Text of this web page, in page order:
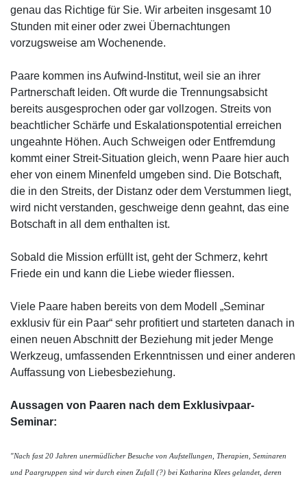
genau das Richtige für Sie. Wir arbeiten insgesamt 10
Stunden mit einer oder zwei Übernachtungen
vorzugsweise am Wochenende.
Paare kommen ins Aufwind-Institut, weil sie an ihrer
Partnerschaft leiden. Oft wurde die Trennungsabsicht
bereits ausgesprochen oder gar vollzogen. Streits von
beachtlicher Schärfe und Eskalationspotential erreichen
ungeahnte Höhen. Auch Schweigen oder Entfremdung
kommt einer Streit-Situation gleich, wenn Paare hier auch
eher von einem Minenfeld umgeben sind. Die Botschaft,
die in den Streits, der Distanz oder dem Verstummen liegt,
wird nicht verstanden, geschweige denn geahnt, das eine
Botschaft in all dem enthalten ist.
Sobald die Mission erfüllt ist, geht der Schmerz, kehrt
Friede ein und kann die Liebe wieder fliessen.
Viele Paare haben bereits von dem Modell „Seminar
exklusiv für ein Paar“ sehr profitiert und starteten danach in
einen neuen Abschnitt der Beziehung mit jeder Menge
Werkzeug, umfassenden Erkenntnissen und einer anderen
Auffassung von Liebesbeziehung.
Aussagen von Paaren nach dem Exklusivpaar-
Seminar:
"Nach fast 20 Jahren unermüdlicher Besuche von Aufstellungen, Therapien, Seminaren
und Paargruppen sind wir durch einen Zufall (?) bei Katharina Klees gelandet, deren